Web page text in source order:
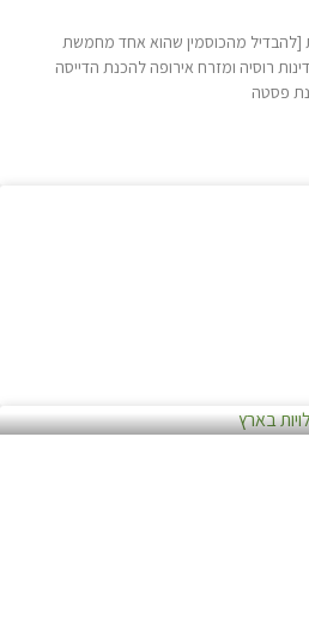
[להבדיל מהכוסמין שהוא אחד מחמשת
רוסיה ומזרח אירופה להכנת הדייסה
פסטה